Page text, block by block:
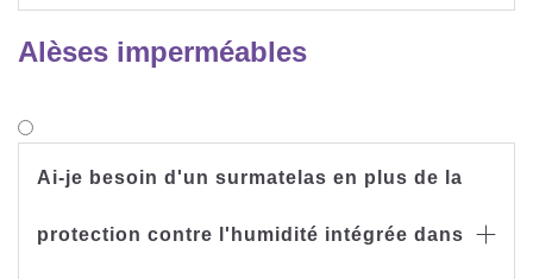
Alèses imperméables
Ai-je besoin d'un surmatelas en plus de la
protection contre l'humidité intégrée dans 